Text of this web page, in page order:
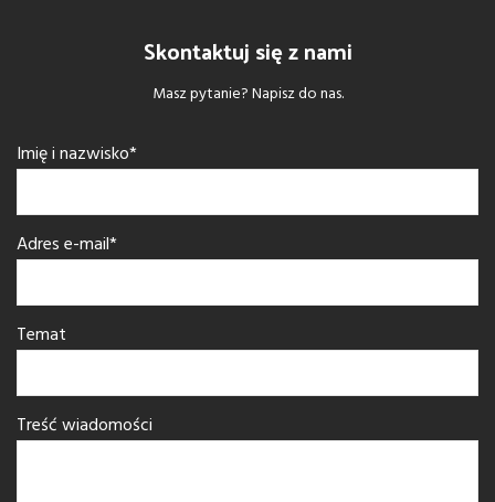
Skontaktuj się z nami
Masz pytanie? Napisz do nas.
Imię i nazwisko*
Adres e-mail*
Temat
Treść wiadomości